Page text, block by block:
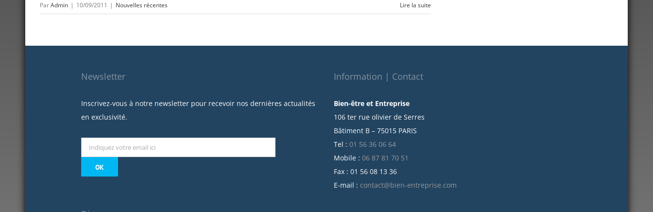
ParAdmin | 10/09/2011 | Nouvelles récentes Lire la suite
Newsletter
Inscrivez-vous à notre newsletter pour recevoir nos dernières actualités
en exclusivité.
Information | Contact
Bien-être et Entreprise
106 ter rue olivier de Serres
Bâtiment B – 75015 PARIS
Tel : 01 56 36 06 64
Mobile : 06 87 81 70 51
Fax : 01 56 08 13 36
E-mail : contact@bien-entreprise.com